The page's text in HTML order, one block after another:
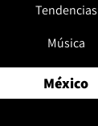
Tendencias
Música
México